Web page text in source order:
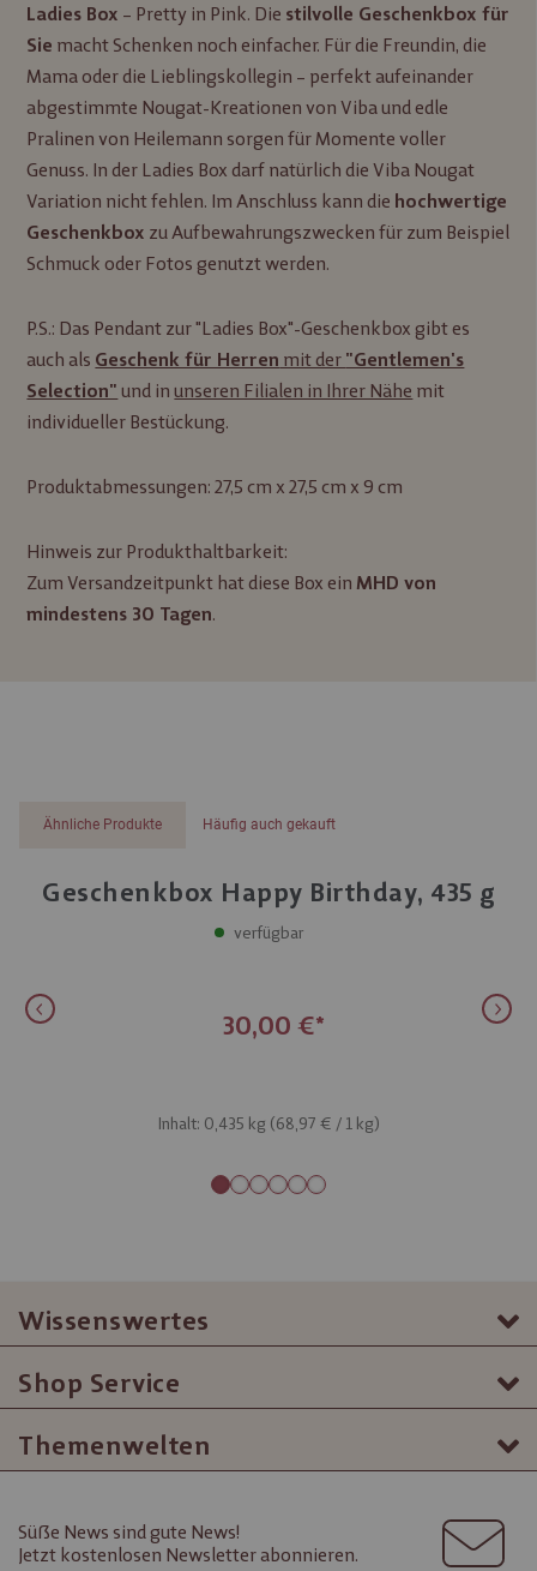
Ladies Box – Pretty in Pink. Die stilvolle Geschenkbox für
Sie macht Schenken noch einfacher. Für die Freundin, die
Mama oder die Lieblingskollegin – perfekt aufeinander
abgestimmte Nougat-Kreationen von Viba und edle
Pralinen von Heilemann sorgen für Momente voller
Genuss. In der Ladies Box darf natürlich die Viba Nougat
Variation nicht fehlen. Im Anschluss kann die hochwertige
Geschenkbox zu Aufbewahrungszwecken für zum Beispiel
Schmuck oder Fotos genutzt werden.
P.S.: Das Pendant zur "Ladies Box"-Geschenkbox gibt es
auch als Geschenk für Herren mit der "Gentlemen's
Selection" und inunseren Filialen in Ihrer Nähe mit
individueller Bestückung.
Produktabmessungen: 27,5 cm x 27,5 cm x 9 cm
Hinweis zur Produkthaltbarkeit:
Zum Versandzeitpunkt hat diese Box ein MHD von
mindestens 30 Tagen.
Ähnliche Produkte Häufig auch gekauft
Geschenkbox Happy Birthday, 435 g
verfügbar
30,00 €
Inhalt: 0,435 kg (68,97 € / 1 kg)
Wissenswertes
Shop Service
Themenwelten
Süße News sind gute News!
Jetzt kostenlosen Newsletter abonnieren.